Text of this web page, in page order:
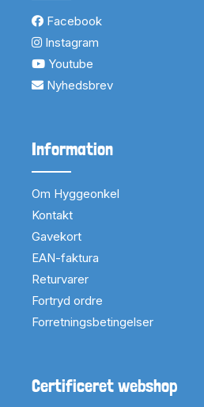
Facebook
Instagram
Youtube
Nyhedsbrev
Information
Om Hyggeonkel
Kontakt
Gavekort
EAN-faktura
Returvarer
Fortryd ordre
Forretningsbetingelser
Certificeret webshop